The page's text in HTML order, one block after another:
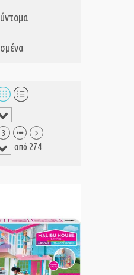
3
από 274